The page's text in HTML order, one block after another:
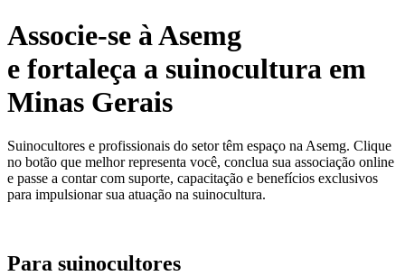
Associe-se à Asemg
e fortaleça a suinocultura em
Minas Gerais
Suinocultores e profissionais do setor têm espaço na Asemg. Clique
no botão que melhor representa você, conclua sua associação online
e passe a contar com suporte, capacitação e benefícios exclusivos
para impulsionar sua atuação na suinocultura.
Para suinocultores